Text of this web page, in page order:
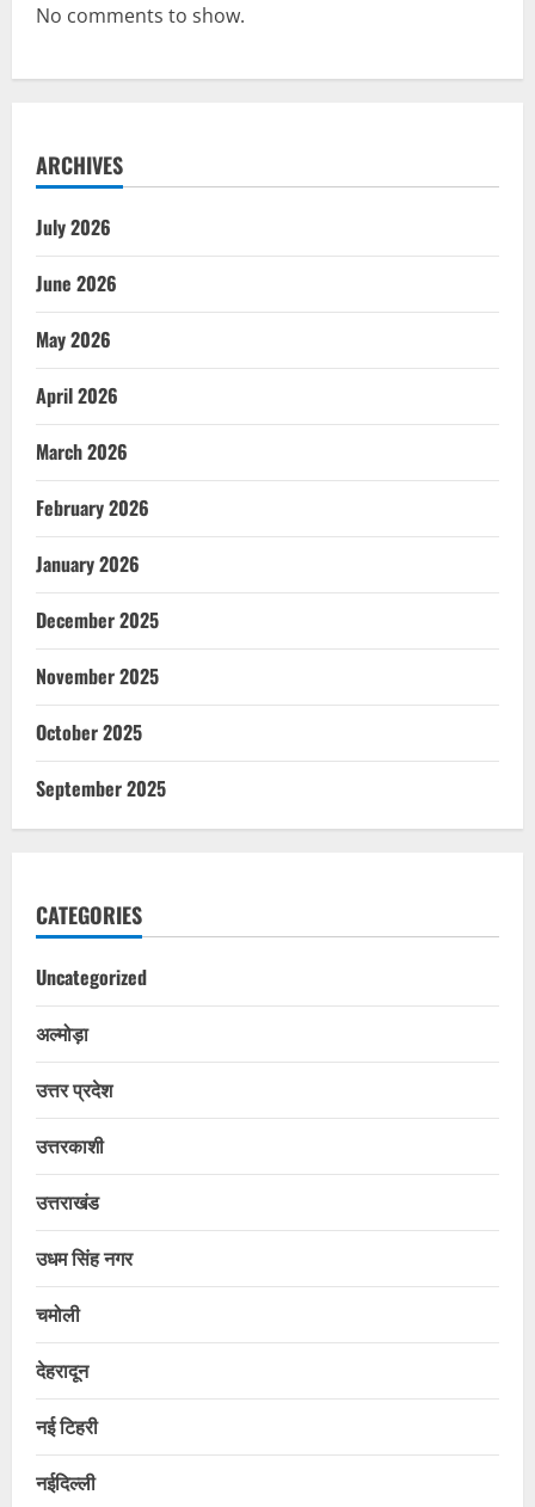
No comments to show.
ARCHIVES
July 2026
June 2026
May 2026
April 2026
March 2026
February 2026
January 2026
December 2025
November 2025
October 2025
September 2025
CATEGORIES
Uncategorized
अल्मोड़ा
उत्तर प्रदेश
उत्तरकाशी
उत्तराखंड
उधम सिंह नगर
चमोली
देहरादून
नई टिहरी
नईदिल्ली